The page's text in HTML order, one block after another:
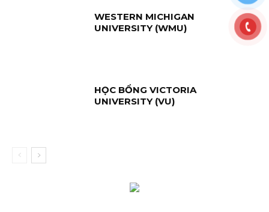
WESTERN MICHIGAN
UNIVERSITY (WMU)
HỌC BỔNG VICTORIA
UNIVERSITY (VU)